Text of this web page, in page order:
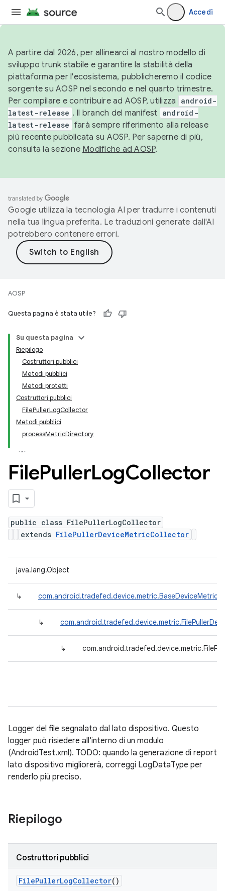
Accedi
A partire dal 2026, per allinearci al nostro modello di
sviluppo trunk stabile e garantire la stabilità della
piattaforma per l'ecosistema, pubblicheremo il codice
sorgente su AOSP nel secondo e nel quarto trimestre.
Per compilare e contribuire ad AOSP, utilizza
android-
latest-release . Il branch del manifest android-
latest-release farà sempre riferimento alla release
più recente pubblicata su AOSP. Per saperne di più,
consulta la sezione Modifiche ad AOSP.
Google utilizza la tecnologia AI per tradurre i contenuti
nella tua lingua preferita. Le traduzioni generate dall'AI
potrebbero contenere errori.
AOSP
Questa pagina è stata utile?
Su questa pagina
Riepilogo
Costruttori pubblici
Metodi pubblici
Metodi protetti
Costruttori pubblici
FilePullerLogCollector
Metodi pubblici
processMetricDirectory
FilePullerLogCollector
public class FilePullerLogCollector
extends FilePullerDeviceMetricCollector
java.lang.Object
↳
↳
↳
Logger del file segnalato dal lato dispositivo. Questo
logger può risiedere all'interno di un modulo
(AndroidTest.xml). TODO: quando la generazione di report
lato dispositivo migliorerà, correggi LogDataType per
renderlo più preciso.
Riepilogo
Costruttori pubblici
FilePullerLogCollector()